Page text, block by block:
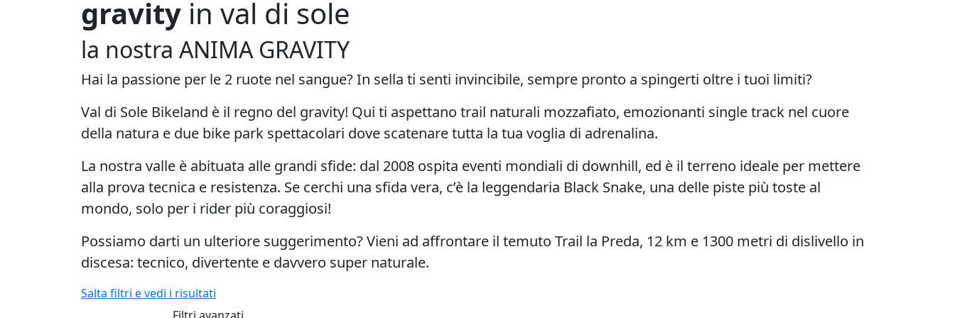
gravity in val di sole
la nostra ANIMA GRAVITY
Hai la passione per le 2 ruote nel sangue? In sella ti senti invincibile, sempre pronto a spingerti oltre i tuoi limiti?
Val di Sole Bikeland è il regno del gravity! Qui ti aspettano trail naturali mozzafiato, emozionanti single track nel cuore
della natura e due bike park spettacolari dove scatenare tutta la tua voglia di adrenalina.
La nostra valle è abituata alle grandi sfide: dal 2008 ospita eventi mondiali di downhill, ed è il terreno ideale per mettere
alla prova tecnica e resistenza. Se cerchi una sfida vera, c’è la leggendaria Black Snake, una delle piste più toste al
mondo, solo per i rider più coraggiosi!
Possiamo darti un ulteriore suggerimento? Vieni ad affrontare il temuto Trail la Preda, 12 km e 1300 metri di dislivello in
discesa: tecnico, divertente e davvero super naturale.
Salta filtri e vedi i risultati